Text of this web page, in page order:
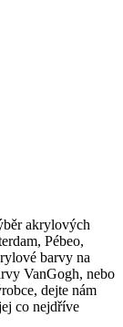
akrylových
Pébeo,
barvy na
VanGogh, nebo
dejte nám
co nejdříve